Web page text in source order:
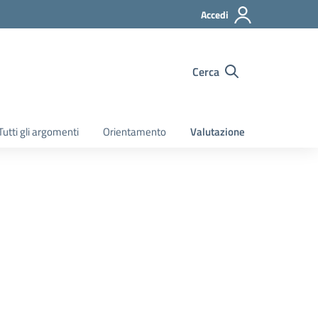
Accedi
Cerca
gli argomenti Orientamento Valutazione